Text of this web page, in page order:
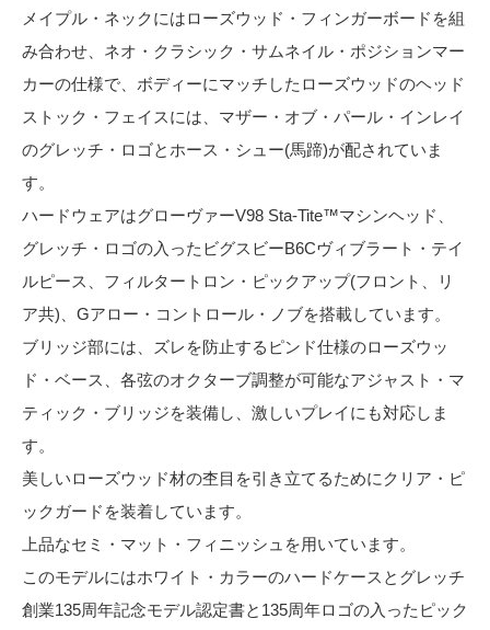
メイプル・ネックにはローズウッド・フィンガーボードを組
み合わせ、ネオ・クラシック・サムネイル・ポジションマー
カーの仕様で、ボディーにマッチしたローズウッドのヘッド
ストック・フェイスには、マザー・オブ・パール・インレイ
のグレッチ・ロゴとホース・シュー(馬蹄)が配されていま
す。
ハードウェアはグローヴァーV98 Sta-Tite™マシンヘッド、
グレッチ・ロゴの入ったビグスビーB6Cヴィブラート・テイ
ルピース、フィルタートロン・ピックアップ(フロント、リ
ア共)、Gアロー・コントロール・ノブを搭載しています。
ブリッジ部には、ズレを防止するピンド仕様のローズウッ
ド・ベース、各弦のオクターブ調整が可能なアジャスト・マ
ティック・ブリッジを装備し、激しいプレイにも対応しま
す。
美しいローズウッド材の杢目を引き立てるためにクリア・ピ
ックガードを装着しています。
上品なセミ・マット・フィニッシュを用いています。
このモデルにはホワイト・カラーのハードケースとグレッチ
創業135周年記念モデル認定書と135周年ロゴの入ったピック